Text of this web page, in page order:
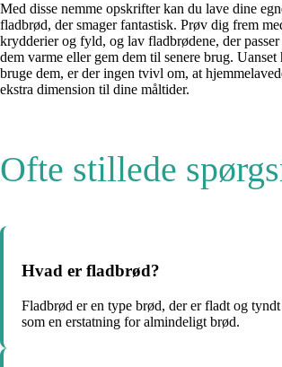
Med disse nemme opskrifter kan du lave dine
fladbrød, der smager fantastisk. Prøv dig frem
krydderier og fyld, og lav fladbrødene, der
dem varme eller gem dem til senere brug.
bruge dem, er der ingen tvivl om, at
ekstra dimension til dine måltider.
Ofte stillede
Hvad er fladbrød?
Fladbrød er en type brød, der er fladt og
som en erstatning for almindeligt brød.